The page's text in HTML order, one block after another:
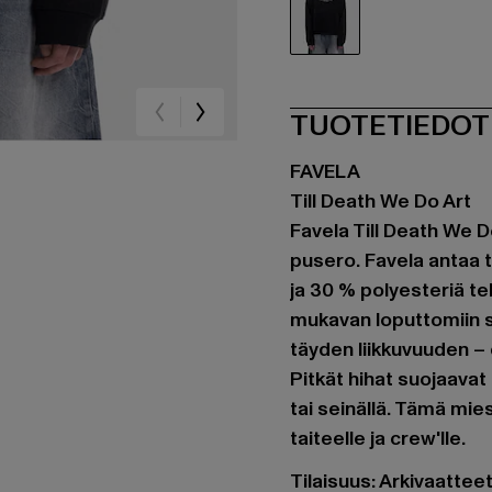
TUOTETIEDOT
FAVELA
Till Death We Do Art
Favela Till Death We
pusero. Favela antaa
ja 30 % polyesteriä
mukavan loputtomiin
täyden liikkuvuuden
Pitkät hihat
tai seinällä. Tämä
taiteelle ja crew'lle.
Tilaisuus: